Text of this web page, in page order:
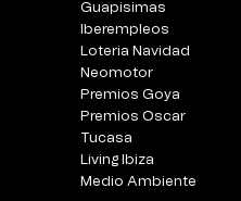
Guapisimas
Iberempleos
Loteria Navidad
Neomotor
Premios Goya
Premios Oscar
Tucasa
Living Ibiza
Medio Ambiente